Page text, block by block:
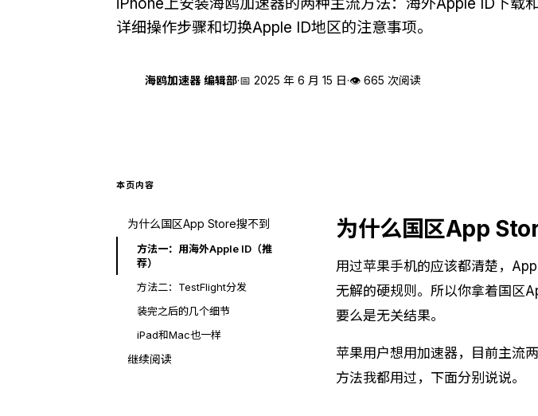
详细操作步骤和切换Apple ID地区的注意事项。
海鸥加速器 编辑部·📅 2025 年 6 月 15 日·👁 665 次阅读
本页内容
为什么国区App Store搜不到
方法一：用海外Apple ID（推
荐）
方法二：TestFlight分发
装完之后的几个细节
iPad和Mac也一样
继续阅读
为什么国区App
用过苹果手机的应该都清楚，
无解的硬规则。所以你拿着国区
要么是无关结果。
苹果用户想用加速器，目前主流
方法我都用过，下面分别说说。